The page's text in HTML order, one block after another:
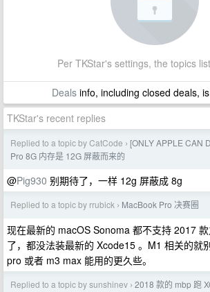
Per TKStar's settings, the topics
Dealsinfo, including closed deals,
TKStar's recent replies
Replied to a topic by CatCode › [ONLY APPLE CAN
Pro 8G 内存是 12G 屏蔽而来的
@Pig930 别期待了，一样 12g 屏蔽成 8g
Replied to a topic by rrubick › MacBook Pro 决赛圈
现在最新的 macOS Sonoma 都不支持 2017
了，都没法装最新的 Xcode15 。M1 相关的就
pro 或者 m3 max 能用的更久些。
Replied to a topic by sunshinev › 2018 款的 mbp 跑